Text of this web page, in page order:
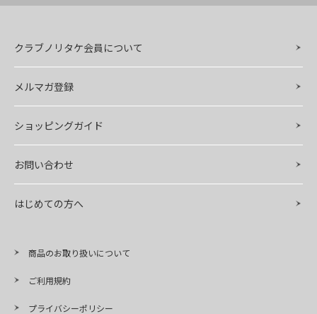
クラブノリタケ会員について
メルマガ登録
ショッピングガイド
お問い合わせ
はじめての方へ
商品のお取り扱いについて
ご利用規約
プライバシーポリシー